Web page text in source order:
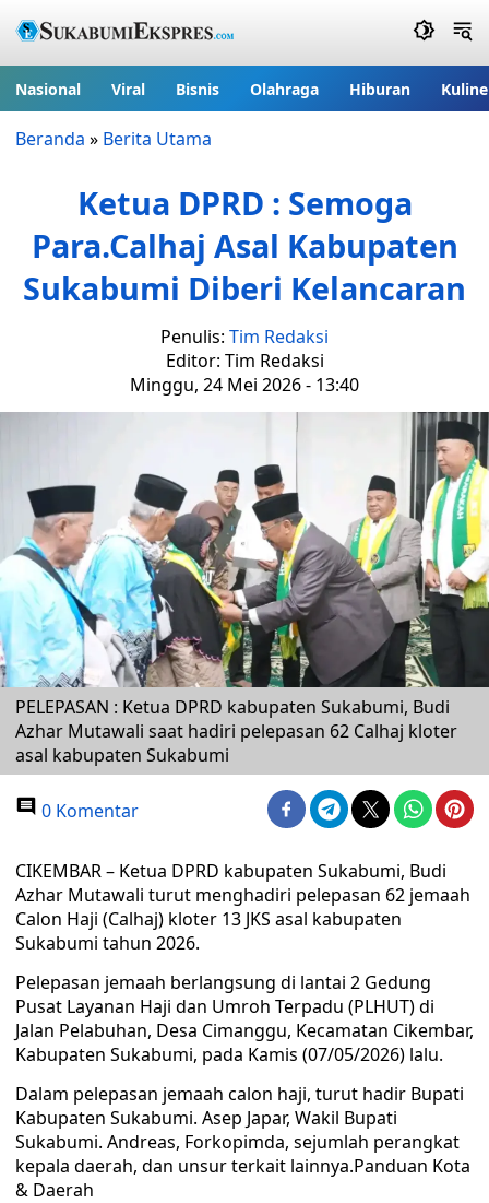
Nasional Viral Bisnis Olahraga Hiburan
Beranda » Berita Utama
Ketua DPRD : Semoga
Para.Calhaj Asal Kabupaten
Sukabumi Diberi Kelancaran
Penulis: Tim Redaksi
Editor: Tim Redaksi
Minggu, 24 Mei 2026 - 13:40
PELEPASAN : Ketua DPRD kabupaten Sukabumi, Budi
Azhar Mutawali saat hadiri pelepasan 62 Calhaj kloter
asal kabupaten Sukabumi
0 Komentar
CIKEMBAR – Ketua DPRD kabupaten Sukabumi, Budi
Azhar Mutawali turut menghadiri pelepasan 62 jemaah
Calon Haji (Calhaj) kloter 13 JKS asal kabupaten
Sukabumi tahun 2026.
Pelepasan jemaah berlangsung di lantai 2 Gedung
Pusat Layanan Haji dan Umroh Terpadu (PLHUT) di
Jalan Pelabuhan, Desa Cimanggu, Kecamatan Cikembar,
Kabupaten Sukabumi, pada Kamis (07/05/2026) lalu.
Dalam pelepasan jemaah calon haji, turut hadir Bupati
Kabupaten Sukabumi. Asep Japar, Wakil Bupati
Sukabumi. Andreas, Forkopimda, sejumlah perangkat
kepala daerah, dan unsur terkait lainnya.Panduan Kota
& Daerah